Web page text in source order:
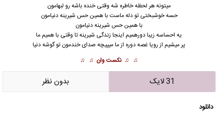
میتونه هر لحظه خاطره شه وقتی خنده باشه رو لبهامون
حسه خوشبختی تو دله ماست با همین حس شیرینه دنیامون
با همین حس شیرینه دنیامون
یه احساسه زیبادورهمیم اینجا زندگی شیرینه تا وقتی با همیم ما
پر میشیم از رویا غصه دوره از ما میپیچه صدای خندمون تو گوشه دنیا
♫ ♫ نکست وان ♫ ♫
31 لایک بدون نظر
دانلود